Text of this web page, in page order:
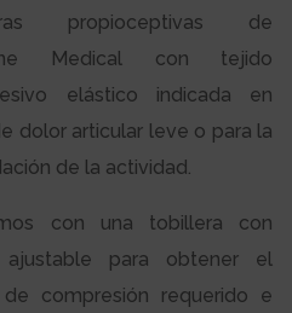
propioceptivas de
Medical con tejido
elástico indicada en
dolor articular leve o para la
de la actividad.
con una tobillera con
ajustable para obtener el
compresión requerido e